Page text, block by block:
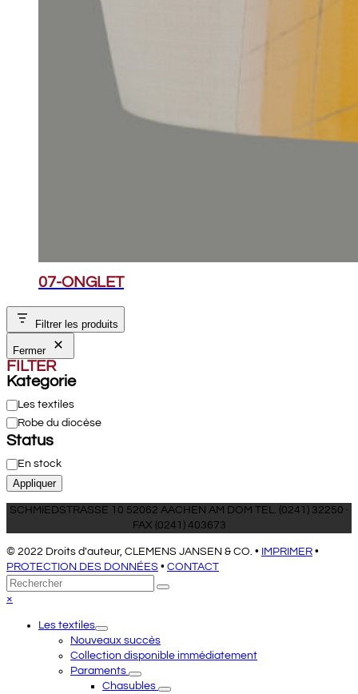
07-ONGLET
Filtrer les produits
Fermer
FILTER
Kategorie
Catégorie
Les textiles
Robe du diocèse
Status
ÉtatEn stock
Appliquer
SCHMIEDSTRASSE 10 52062 AACHEN AM DOM TEL. (0241) 32250 ·
FAX (0241) 403673
© 2022 Droits d'auteur, CLEMENS JANSEN & CO. • IMPRIMER •
PROTECTION DES DONNÉES • CONTACT
Retour
au
Rechercher
Envoyer
×
menuLes textiles
Nouveaux succès
Collection disponible immédiatement
Paraments
Chasubles